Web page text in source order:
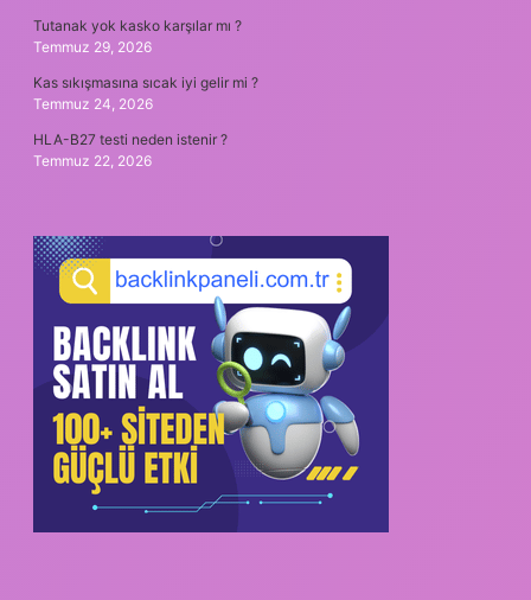
Tutanak yok kasko karşılar mı ?
Temmuz 29, 2026
Kas sıkışmasına sıcak iyi gelir mi ?
Temmuz 24, 2026
HLA-B27 testi neden istenir ?
Temmuz 22, 2026